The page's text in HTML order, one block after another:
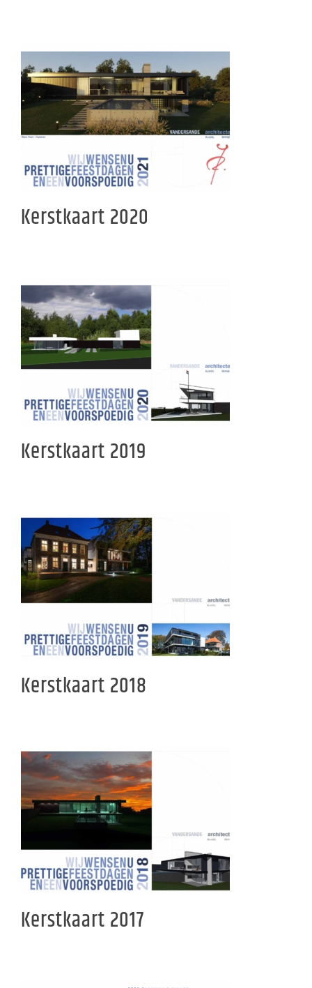
Kerstkaart 2020
Kerstkaart 2019
Kerstkaart 2018
Kerstkaart 2017